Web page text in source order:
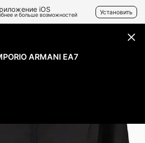
iOS
и больше возможностей Установить
ARMANI EA7